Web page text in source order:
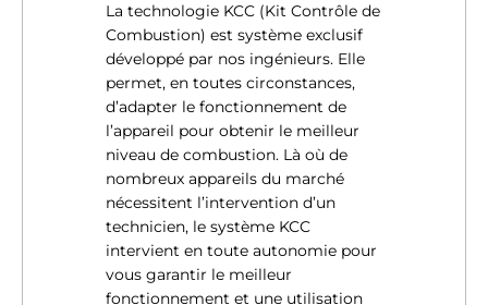
La technologie KCC (Kit Contrôle de
Combustion) est système exclusif
développé par nos ingénieurs. Elle
permet, en toutes circonstances,
d’adapter le fonctionnement de
l’appareil pour obtenir le meilleur
niveau de combustion. Là où de
nombreux appareils du marché
nécessitent l’intervention d’un
technicien, le système KCC
intervient en toute autonomie pour
vous garantir le meilleur
fonctionnement et une utilisation